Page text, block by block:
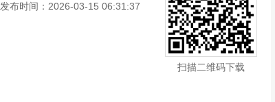
发布时间：2026-03-15 06:31:37
扫描二维码下载